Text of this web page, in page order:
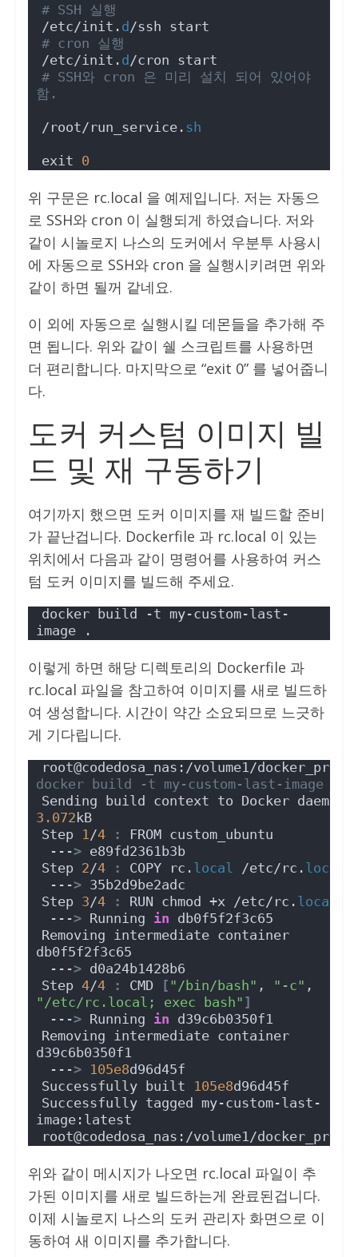
# SSH 실행
/etc/init. d /ssh start
# cron 실행
/etc/init. d /cron start
# SSH와 cron 은 미리 설치 되어 있어야
함.
/root/run_service. sh
exit 0
위 구문은 rc.local 을 예제입니다. 저는 자동으
로 SSH와 cron 이 실행되게 하였습니다. 저와
같이 시놀로지 나스의 도커에서 우분투 사용시
에 자동으로 SSH와 cron 을 실행시키려면 위와
같이 하면 될꺼 같네요.
이 외에 자동으로 실행시킬 데몬들을 추가해 주
면 됩니다. 위와 같이 쉘 스크립트를 사용하면
더 편리합니다. 마지막으로 “exit 0” 를 넣어줍니
다.
도커 커스텀 이미지 빌
드 및 재 구동하기
여기까지 했으면 도커 이미지를 재 빌드할 준비
가 끝난겁니다. Dockerfile 과 rc.local 이 있는
위치에서 다음과 같이 명령어를 사용하여 커스
텀 도커 이미지를 빌드해 주세요.
docker build -t my-custom-last-
image .
이렇게 하면 해당 디렉토리의 Dockerfile 과
rc.local 파일을 참고하여 이미지를 새로 빌드하
여 생성합니다. 시간이 약간 소요되므로 느긋하
게 기다립니다.
root@codedosa_nas:/volume1/
docker build -t my-custom-last-image .
3.072 kB
Step 1/4 :
FROM custom_ubuntu
---> e89fd2361b3b
Step 2/4 : COPY rc. local /etc/rc. local
---> 35b2d9be2adc
Step 3/4 : RUN chmod +x /etc/rc. local
---> Running in db0f5f2f3c65
Removing intermediate container
db0f5f2f3c65
---> d0a24b1428b6
Step 4/4 : CMD [ "/bin/bash" , "-c"
"/etc/rc.local; exec bash" ]
---> Running in d39c6b0350f1
Removing intermediate container
d39c6b0350f1
---> 105e8d96d45f
Successfully built
105e8d96d45f
Successfully tagged my-custom-last-
image:latest
root@codedosa_nas:/volume1/
위와 같이 메시지가 나오면 rc.local 파일이 추
가된 이미지를 새로 빌드하는게 완료된겁니다.
이제 시놀로지 나스의 도커 관리자 화면으로 이
동하여 새 이미지를 추가합니다.